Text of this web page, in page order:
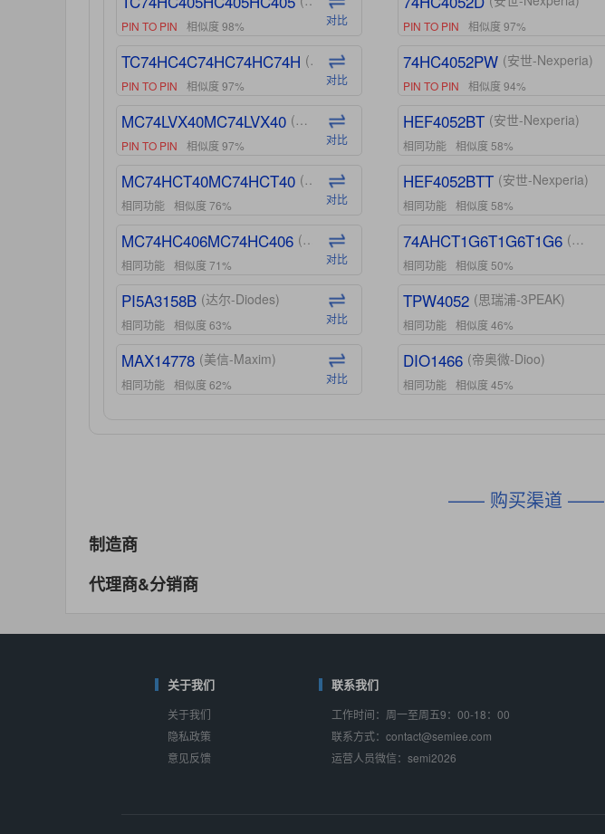
PIN TO PIN 相似度 98% 对比
TC74HC4C74HC74HC74H (东芝-Toshiba)
PIN TO PIN 相似度 97% 对比
MC74LVX40MC74LVX40 (安森美-ON)
PIN TO PIN 相似度 97% 对比
MC74HCT40MC74HCT40 (安森美-ON)
相同功能 相似度 76% 对比
MC74HC406MC74HC406 (安森美-ON)
相同功能 相似度 71% 对比
PI5A3158B (达尔-Diodes)
相同功能 相似度 63% 对比
MAX14778 (美信-Maxim)
相同功能 相似度 62% 对比
MAX14760
M74HC4852
相同功能 相似度 50% 对比
TC4052BFT (东芝-Toshiba)
相似度 50% 对比
PIN TO PIN 相似度 97%
74HC4052PW (安世-Nexperia)
PIN TO PIN 相似度 94%
HEF4052BT (安世-Nexperia)
相同功能 相似度 58%
HEF4052BTT (安世-Nexperia)
相同功能 相似度 58%
74AHCT1G6T1G6T1G6 (安世-Nexperia)
相同功能 相似度 50%
TPW4052 (思瑞浦-3PEAK)
相同功能 相似度 46%
DIO1466 (帝奥微-Dioo)
相同功能 相似度 45%
相似度 44%
CD4052 (思扬微-Siyom)
相同功能 相似度 35%
—— 购买渠道 ——
制造商
代理商&分销商
关于我们
关于我们
隐私政策
意见反馈
联系我们
工作时间：周一至周五9：00-18：00
联系方式：contact@semiee.com
运营人员微信：semi2026